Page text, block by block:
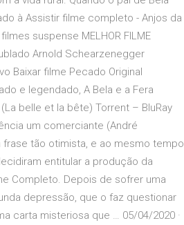
à Assistir filme completo - Anjos da
suspense MELHOR FILME
Arnold Schearzenegger
Baixar filme Pecado Original
e legendado, A Bela e a Fera
belle et la bête) Torrent – BluRay
um comerciante (André
frase tão otimista, e ao mesmo tempo
entitular a produção da
Completo. Depois de sofrer uma
depressão, que o faz questionar
carta misteriosa que … 05/04/2020 ·